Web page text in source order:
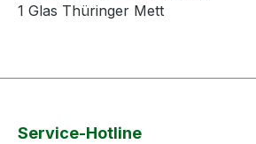
1 Glas Thüringer Mett
Service-Hotline